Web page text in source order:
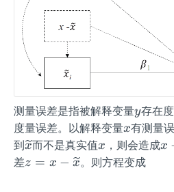
测量误差是指被解释变量y
y存在
度量误差。以解释变量x
x有测量
到\wi
det
x而不是真实值x
x ，则会造成x-
x
差z=
z = x − x。则方程变成